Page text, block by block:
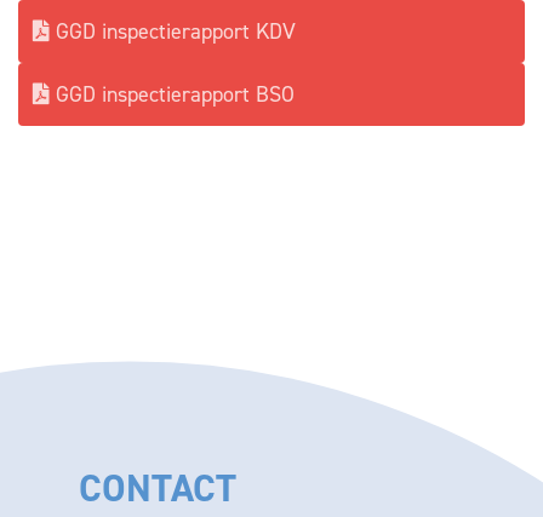
GGD inspectierapport KDV
GGD inspectierapport BSO
CONTACT